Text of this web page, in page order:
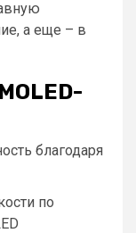
а еще – в
благодаря
по